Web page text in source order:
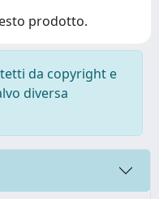
prodotto.
da copyright e
diversa